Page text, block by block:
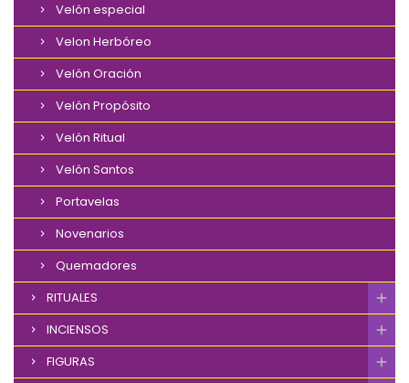
Velón especial
Velon Herbóreo
Velón Oración
Velón Propósito
Velón Ritual
Velón Santos
Portavelas
Novenarios
Quemadores
RITUALES
INCIENSOS
FIGURAS